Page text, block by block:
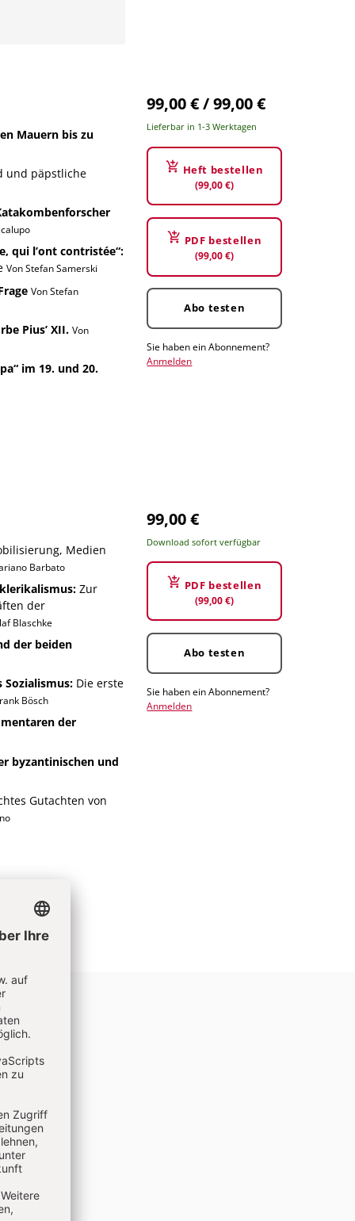
Mauern bis zu
und päpstliche
qui l’ont contristée“:
Von Stefan Samerski
Von Stefan
Pius’ XII. Von
im 19. und 20.
99,00 € / 99,00 €
Lieferbar in 1-3 Werktagen
Heft bestellen
(99,00 €)
PDF bestellen
(99,00 €)
Abo testen
Sie haben ein Abonnement?
Anmelden
Medien
Barbato
Zur
der
Blaschke
der beiden
Sozialismus:Die erste
Bösch
der
byzantinischen und
Gutachten von
99,00 €
Download sofort verfügbar
PDF bestellen
(99,00 €)
Abo testen
Sie haben ein Abonnement?
Anmelden